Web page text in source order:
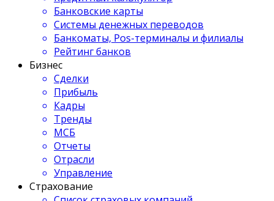
Банковские карты
Системы денежных переводов
Банкоматы, Pos-терминалы и филиалы
Рейтинг банков
Бизнес
Сделки
Прибыль
Кадры
Тренды
МСБ
Отчеты
Отрасли
Управление
Страхование